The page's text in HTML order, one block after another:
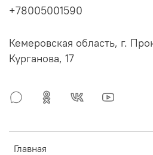
Главная
+78005001590
Кемеровская область, г.
Курганова, 17